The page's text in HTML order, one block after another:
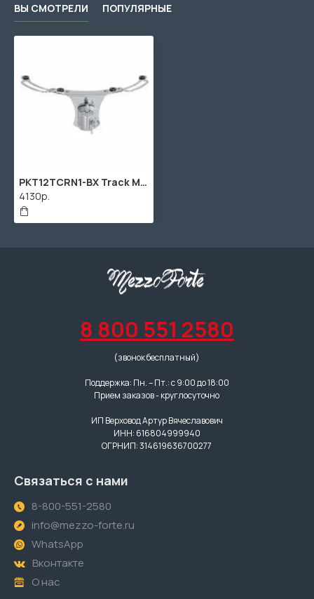
ВЫ СМОТРЕЛИ ПОПУЛЯРНЫЕ
PKT12TCRN1-BX Track Mount System Крепление-подвес том барабана 12", Dixon
4130р.
8 800 551 2580
(звонок бесплатный)
Поддержка: Пн. – Пт.: с 9:00 до 18:00
Прием заказов - круглосуточно
ИП Верховод Артур Вячеславович
ИНН: 616804999940
ОГРНИП: 314619636700277
Связаться с нами
8-800-551-2580
info@mezzo-forte.ru
WhatsApp
Вконтакте
О нас